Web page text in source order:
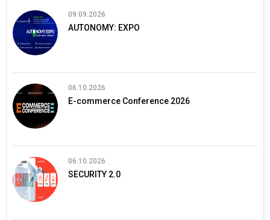
09.09.2026
AUTONOMY: EXPO
06.10.2026
E-commerce Conference 2026
06.10.2026
SECURITY 2.0